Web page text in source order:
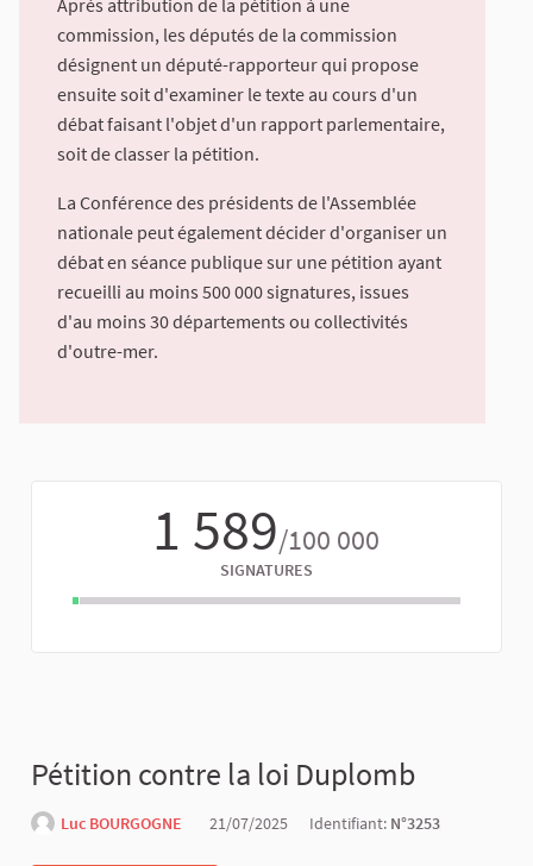
Après attribution de la pétition à une
commission, les députés de la commission
désignent un député-rapporteur qui propose
ensuite soit d'examiner le texte au cours d'un
débat faisant l'objet d'un rapport parlementaire,
soit de classer la pétition.
La Conférence des présidents de l'Assemblée
nationale peut également décider d'organiser un
débat en séance publique sur une pétition ayant
recueilli au moins 500 000 signatures, issues
d'au moins 30 départements ou collectivités
d'outre-mer.
1 589/100 000
SIGNATURES
Pétition contre la loi Duplomb
Luc BOURGOGNE 21/07/2025 Identifiant: N°3253